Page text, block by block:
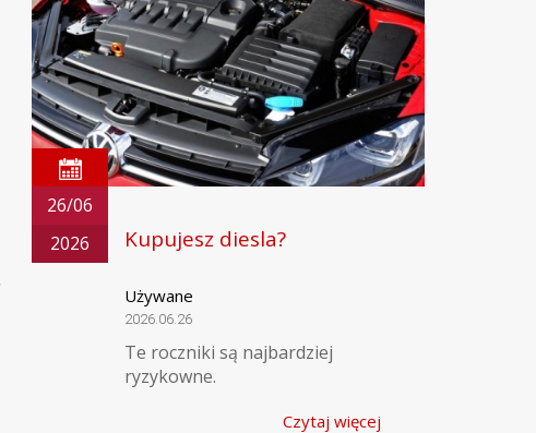
26/06
2026
Kupujesz diesla?
Używane
2026.06.26
Te roczniki są najbardziej
ryzykowne.
Czytaj więcej